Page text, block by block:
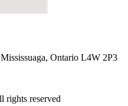
Ontario L4W 2P3
rights reserved